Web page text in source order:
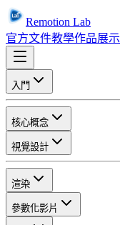
Remotion Lab
官方文件教學作品展示
入門
核心概念
視覺設計
渲染
參數化影片